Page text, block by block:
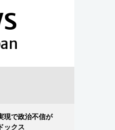
現で政治不信が
ックス